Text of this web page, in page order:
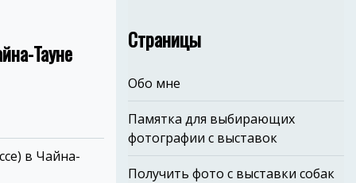
Тауне
в Чайна-
Страницы
Обо мне
Памятка для выбирающих
фотографии с выставок
Получить фото с выставки собак